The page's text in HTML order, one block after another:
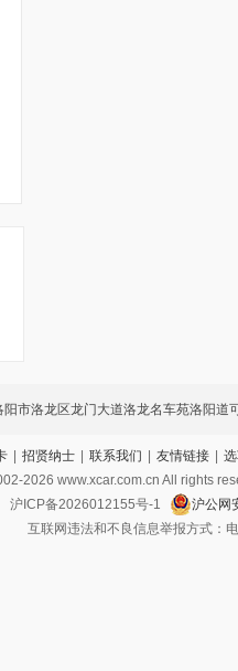
市洛龙区龙门大道洛龙名车苑洛阳道
| 招贤纳士 | 联系我们 | 友情链接 |
2026 www.xcar.com.cn All rights
沪ICP备2026012155号-1
沪公网
互联网违法和不良信息举报方式：